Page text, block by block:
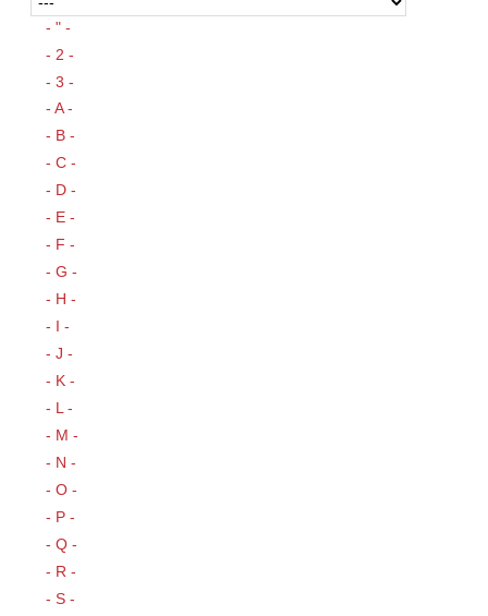
- " -
- 2 -
- 3 -
- A -
- B -
- C -
- D -
- E -
- F -
- G -
- H -
- I -
- J -
- K -
- L -
- M -
- N -
- O -
- P -
- Q -
- R -
- S -